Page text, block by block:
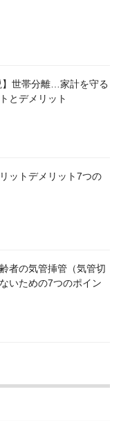
】世帯分離…家計を守る
とデメリット
ットデメリット7つの
者の気管挿管（気管切
いための7つのポイン